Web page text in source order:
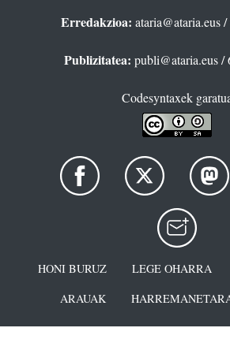
Erredakzioa: ataria@ataria.eus/
Publizitatea: publi@ataria.eus/
Codesyntaxek
HONI BURUZ LEGE OHARRA
ARAUAK